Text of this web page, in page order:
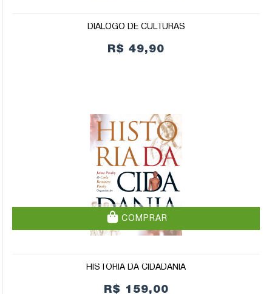
DIÁLOGO DE CULTURAS
R$ 49,90
COMPRAR
HISTÓRIA DA CIDADANIA
R$ 159,00